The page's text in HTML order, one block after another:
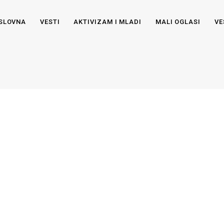
VESTI AKTIVIZAM I MLADI MALI OGLASI